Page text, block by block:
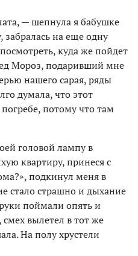
— шепнула я бабушке
на еще одну
куда же пойдет
Мороз, подаривший мне
нашего сарая, ряды
думала, что этот
потому что там
головой лампу в
квартиру, принеся с
подкинул меня в
стало страшно и дыхание
поймали опять и
вылетел в тот же
На полу хрустели